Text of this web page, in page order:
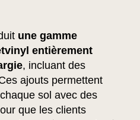
une gamme
entièrement
, incluant des
ajouts permettent
sol avec des
que les clients